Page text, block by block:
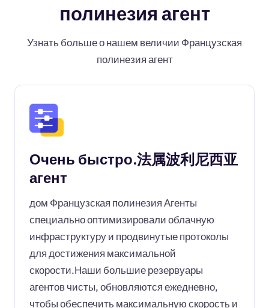
полинезия агент
Узнать больше о нашем величии Французская
полинезия агент
Очень быстро.法属波利尼西亚
агент
дом Французская полинезия Агенты
специально оптимизировали облачную
инфраструктуру и продвинутые протоколы
для достижения максимальной
скорости.Наши большие резервуары
агентов чисты, обновляются ежедневно,
чтобы обеспечить максимальную скорость и